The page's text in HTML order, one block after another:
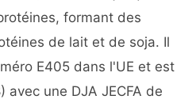
formant des
de lait et de soja. Il
E405 dans l'UE et est
avec une DJA JECFA de